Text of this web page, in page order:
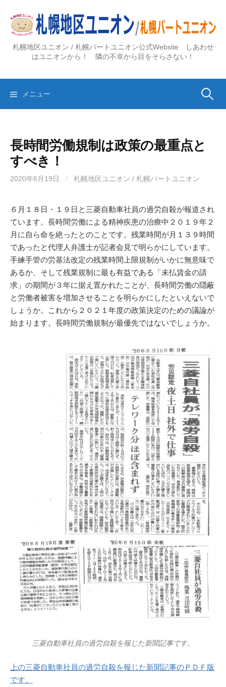
ス
札幌地区ユニオン / 札幌パートユニオン公式Website しあわせ
はユニオンから！ 隣の不幸から目をそらさない！
メニュー 検
長時間労働規制は政策の最重点と
すべき！
2020年6月19日 / 札幌地区ユニオン / 札幌パートユニオン
６月１８日・１９日と三菱自動車社員の過労自殺が報道され
ています。長時間労働による精神疾患の治療中２０１９年２
月に自ら命を絶ったとのことです。残業時間が月１３９時間
であったと代理人弁護士が記者会見で明らかにしています。
手練手管の労基法改定の残業時間上限規制がいかに無意味で
あるか、そして残業規制に最も有益である「未払賃金の請
求」の期間が３年に据え置かれたことが、長時間労働の隠蔽
と労働者被害を増加させることを明らかにしたといえないで
しょうか。これから２０２１年度の政策決定のための議論が
始まります。長時間労働規制が最優先ではないでしょうか。
三菱自動車社員の過労自殺を報じた新聞記事です。
上の三菱自動車社員の過労自殺を報じた新聞記事のＰＤＦ版
です。